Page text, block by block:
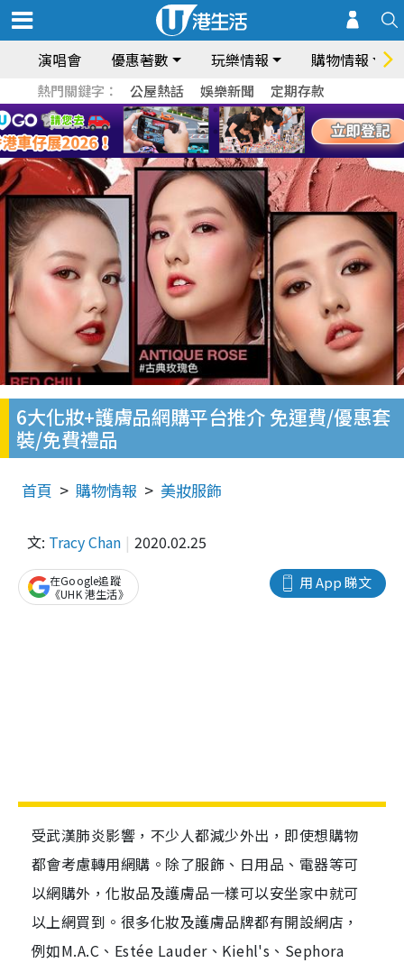
演唱會 優惠著數 玩樂情報 購物情報
熱門關鍵字： 公屋熱話 娛樂新聞 定期存款
6大化妝+護膚品網購平台推介 免運費/優惠套
裝/免費禮品
首頁 購物情報 美妝服飾
文: Tracy Chan 2020.02.25
用 App 睇文
在Google追蹤
《UHK 港生活》
受武漢肺炎影響，不少人都減少外出，即使想購物
都會考慮轉用網購。除了服飾、日用品、電器等可
以網購外，化妝品及護膚品一樣可以安坐家中就可
以上網買到。很多化妝及護膚品牌都有開設網店，
例如M.A.C、Estée Lauder、Kiehl's、Sephora